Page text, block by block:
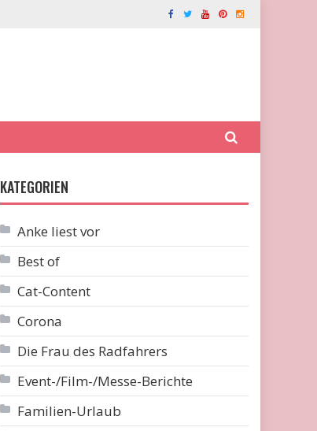
KATEGORIEN
Anke liest vor
Best of
Cat-Content
Corona
Die Frau des Radfahrers
Event-/Film-/Messe-Berichte
Familien-Urlaub